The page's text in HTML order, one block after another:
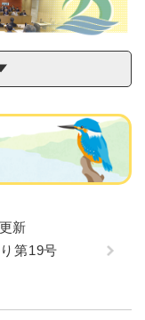
新
第19号